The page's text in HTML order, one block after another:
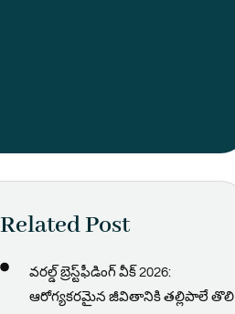
Related Post
వరల్డ్ బ్రెస్ట్‌ఫీడింగ్ వీక్ 2026:
ఆరోగ్యకరమైన జీవితానికి తల్లిపాలే తొలి